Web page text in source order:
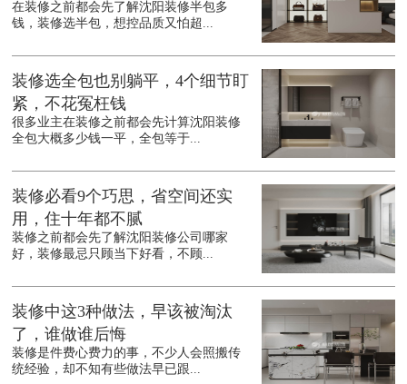
在装修之前都会先了解沈阳装修半包多
钱，装修选半包，想控品质又怕超...
装修选全包也别躺平，4个细节盯
紧，不花冤枉钱
很多业主在装修之前都会先计算沈阳装修
全包大概多少钱一平，全包等于...
装修必看9个巧思，省空间还实
用，住十年都不腻
装修之前都会先了解沈阳装修公司哪家
好，装修最忌只顾当下好看，不顾...
装修中这3种做法，早该被淘汰
了，谁做谁后悔
装修是件费心费力的事，不少人会照搬传
统经验，却不知有些做法早已跟...